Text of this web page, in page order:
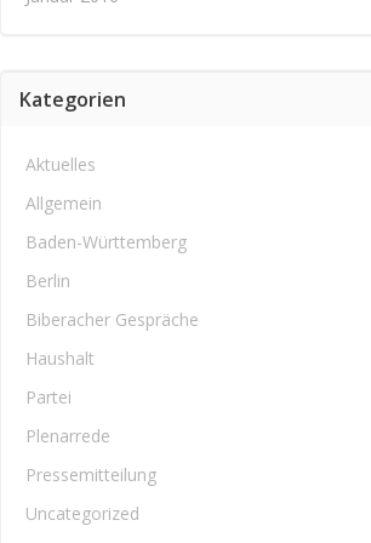
Kategorien
Aktuelles
Allgemein
Baden-Württemberg
Berlin
Biberacher Gespräche
Haushalt
Partei
Plenarrede
Pressemitteilung
Uncategorized